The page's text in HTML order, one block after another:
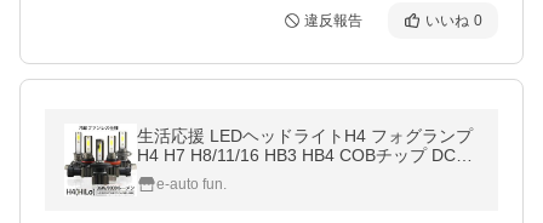
違反報告 いいね 0
生活応援 LEDヘッドライトH4 フォグランプ
H4 H7 H8/11/16 HB3 HB4 COBチップ DC12
V 36W 9000ルーメン 6500K ホワイト ポン
付け 2本 送料無料
e-auto fun.